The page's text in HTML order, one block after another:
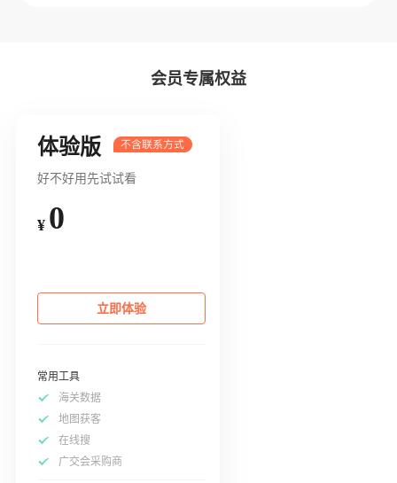
会员专属权益
体验版
好不好用先试试看
¥ 0
立即体验
常用工具
海关数据
地图获客
在线搜
广交会采购商